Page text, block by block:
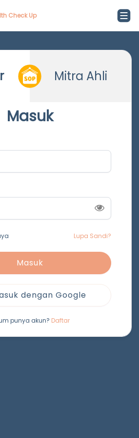
Check Up
Mitra Ahli
Masuk
Lupa Sandi?
Masuk
dengan Google
punya akun? Daftar